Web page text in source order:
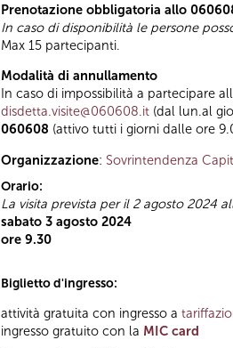
Prenotazione obbligatoria allo
In caso di disponibilità le persone
Max 15 partecipanti.
Modalità di annullamento
In caso di impossibilità a partecipare
disdetta.visite@060608.it (dal lun.al
060608 (attivo tutti i giorni dalle ore
Organizzazione: Sovrintendenza
Orario:
La visita prevista per il 2 agosto 2024
sabato 3 agosto 2024
ore 9.30
Biglietto d'ingresso:
attività gratuita con ingresso a
ingresso gratuito con la MIC card